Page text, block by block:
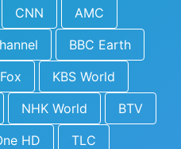
CNN
AMC
BBC Earth
Fox
KBS World
NHK World
BTV
HD
TLC